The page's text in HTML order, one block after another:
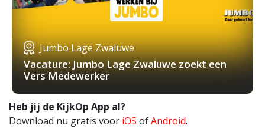
Jumbo Lage Zwaluwe
Vacature: Jumbo Lage Zwaluwe zoekt een
Vers Medewerker
Heb jij de KijkOp App al?
Download nu gratis voor iOS ofAndroid.